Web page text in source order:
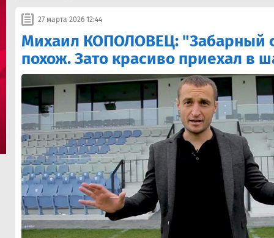
27 марта 2026 12:44
Михаил КОПОЛОВЕЦ: "Забарный
похож. Зато красиво приехал в